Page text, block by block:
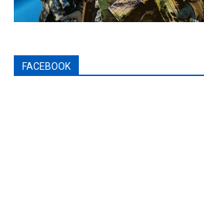
FACEBOOK